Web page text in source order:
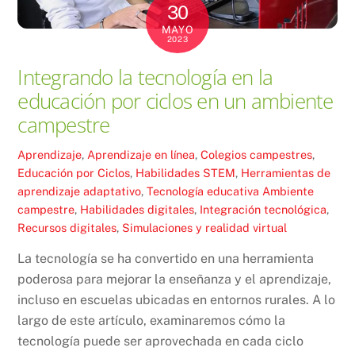
30
MAYO
2023
Integrando la tecnología en la
educación por ciclos en un ambiente
campestre
Aprendizaje,Aprendizaje en línea,Colegios campestres,
Educación por Ciclos, Habilidades STEM, Herramientas de
aprendizaje adaptativo,Tecnología educativa Ambiente
campestre, Habilidades digitales, Integración tecnológica,
Recursos digitales, Simulaciones y realidad virtual
La tecnología se ha convertido en una herramienta
poderosa para mejorar la enseñanza y el aprendizaje,
incluso en escuelas ubicadas en entornos rurales. A lo
largo de este artículo, examinaremos cómo la
tecnología puede ser aprovechada en cada ciclo